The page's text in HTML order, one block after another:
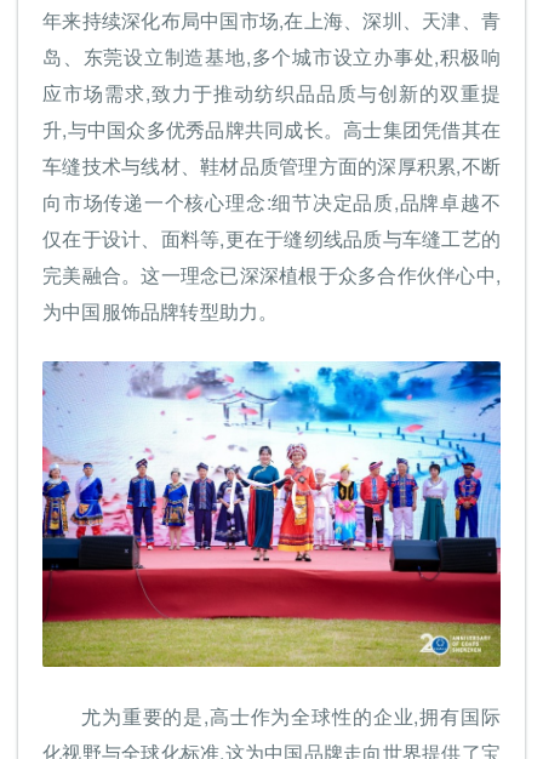
年来持续深化布局中国市场,在上海、深圳、天津、青
岛、东莞设立制造基地,多个城市设立办事处,积极响
应市场需求,致力于推动纺织品品质与创新的双重提
升,与中国众多优秀品牌共同成长。高士集团凭借其在
车缝技术与线材、鞋材品质管理方面的深厚积累,不断
向市场传递一个核心理念:细节决定品质,品牌卓越不
仅在于设计、面料等,更在于缝纫线品质与车缝工艺的
完美融合。这一理念已深深植根于众多合作伙伴心中,
为中国服饰品牌转型助力。
尤为重要的是,高士作为全球性的企业,拥有国际
化视野与全球化标准,这为中国品牌走向世界提供了宝